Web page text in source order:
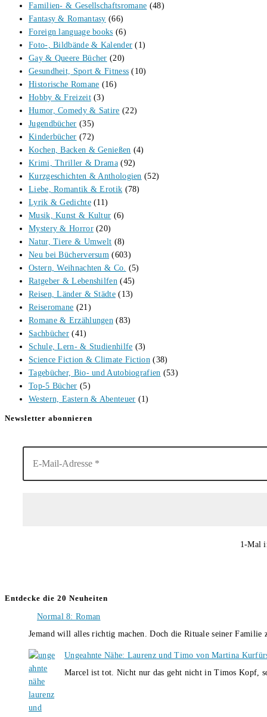
Familien- & Gesellschaftsromane (48)
Fantasy & Romantasy (66)
Foreign language books (6)
Foto-, Bildbände & Kalender (1)
Gay & Queere Bücher (20)
Gesundheit, Sport & Fitness (10)
Historische Romane (16)
Hobby & Freizeit (3)
Humor, Comedy & Satire (22)
Jugendbücher (35)
Kinderbücher (72)
Kochen, Backen & Genießen (4)
Krimi, Thriller & Drama (92)
Kurzgeschichten & Anthologien (52)
Liebe, Romantik & Erotik (78)
Lyrik & Gedichte (11)
Musik, Kunst & Kultur (6)
Mystery & Horror (20)
Natur, Tiere & Umwelt (8)
Neu bei Bücherversum (603)
Ostern, Weihnachten & Co. (5)
Ratgeber & Lebenshilfen (45)
Reisen, Länder & Städte (13)
Reiseromane (21)
Romane & Erzählungen (83)
Sachbücher (41)
Schule, Lern- & Studienhilfe (3)
Science Fiction & Climate Fiction (38)
Tagebücher, Bio- und Autobiografien (53)
Top-5 Bücher (5)
Western, Eastern & Abenteuer (1)
Newsletter abonnieren
1-Mal
Entdecke die 20 Neuheiten
Normal 8: Roman
Jemand will alles richtig machen. Doch die Rituale seiner
Ungeahnte Nähe: Laurenz und Timo von Martina
Marcel ist tot. Nicht nur das geht nicht in Timos Kopf,